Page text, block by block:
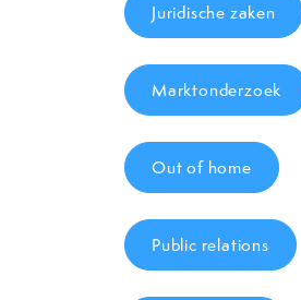
Juridische zaken
Marktonderzoek
Out of home
Public relations